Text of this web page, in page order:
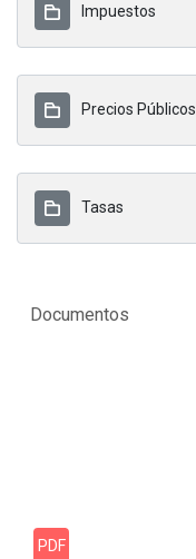
Impuestos
Precios Públicos
Tasas
Documentos
PDF